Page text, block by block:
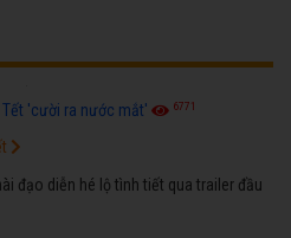
Tết 'cười ra nước mắt' 6771
đạo diễn hé lộ tình tiết qua trailer đầu